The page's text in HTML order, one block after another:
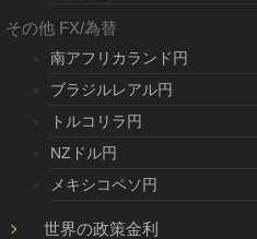
その他 FX/為替
南アフリカランド円
ブラジルレアル円
トルコリラ円
NZドル円
メキシコペソ円
世界の政策金利